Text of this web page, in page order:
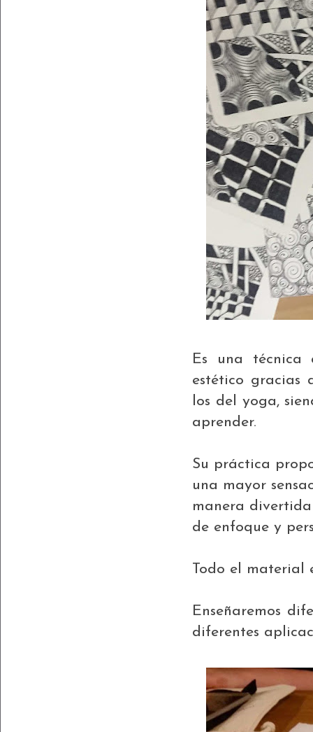
Es una
estético gracias
los del yoga,
aprender.
Su práctica
una mayor
manera
de enfoque y
Todo el material
Enseñaremos
diferentes